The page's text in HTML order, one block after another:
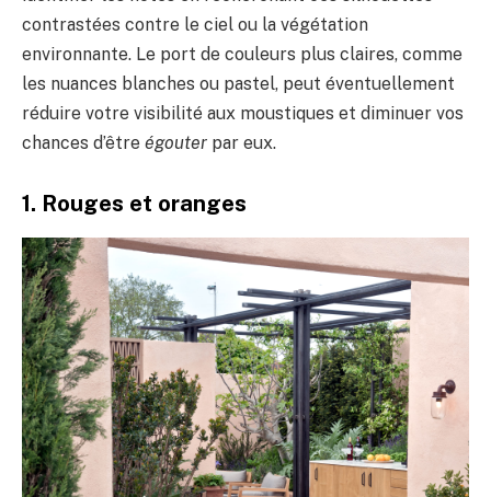
contrastées contre le ciel ou la végétation
environnante. Le port de couleurs plus claires, comme
les nuances blanches ou pastel, peut éventuellement
réduire votre visibilité aux moustiques et diminuer vos
chances d’être égouter par eux.
1. Rouges et oranges